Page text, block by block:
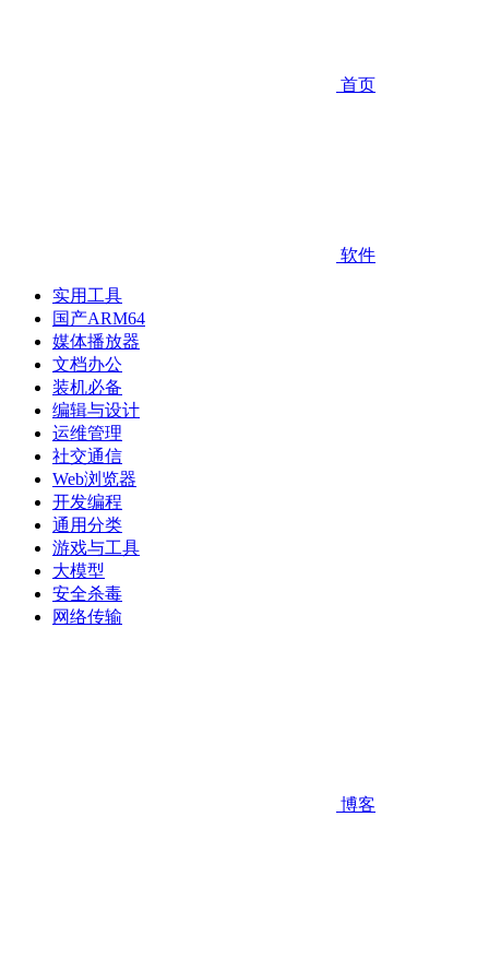
首页
软件
实用工具
国产ARM64
媒体播放器
文档办公
装机必备
编辑与设计
运维管理
社交通信
Web浏览器
开发编程
通用分类
游戏与工具
大模型
安全杀毒
网络传输
博客